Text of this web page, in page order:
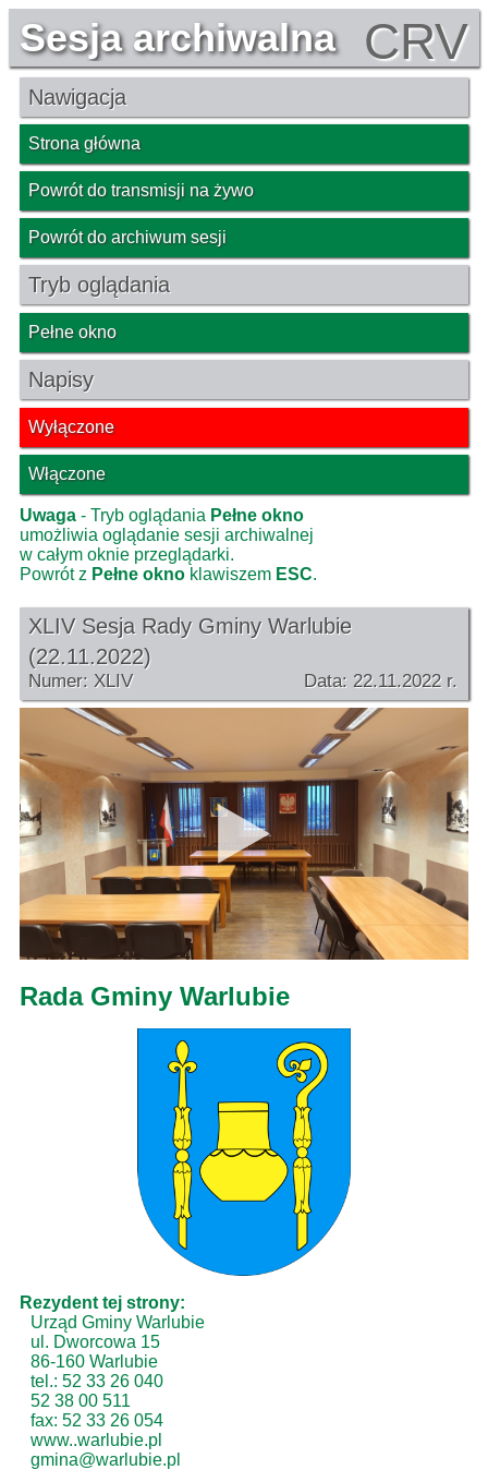
Sesja archiwalna CRV
Nawigacja
Strona główna
Powrót do transmisji na żywo
Powrót do archiwum sesji
Tryb oglądania
Pełne okno
Napisy
Wyłączone
Włączone
Uwaga - Tryb oglądania Pełne okno
umożliwia oglądanie sesji archiwalnej
w całym oknie przeglądarki.
Powrót z Pełne okno klawiszem ESC.
XLIV Sesja Rady Gminy Warlubie
(22.11.2022)
Numer: XLIV Data: 22.11.2022 r.
Rada Gminy Warlubie
Rezydent tej strony:
Urząd Gminy Warlubie
ul. Dworcowa 15
86-160 Warlubie
tel.: 52 33 26 040
52 38 00 511
fax: 52 33 26 054
www..warlubie.pl
gmina@warlubie.pl